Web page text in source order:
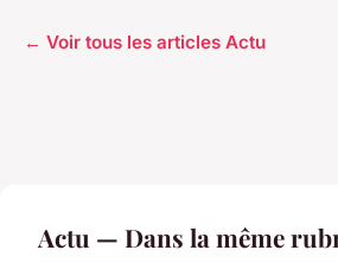
← Voir tous les articles Actu
Actu — Dans la même